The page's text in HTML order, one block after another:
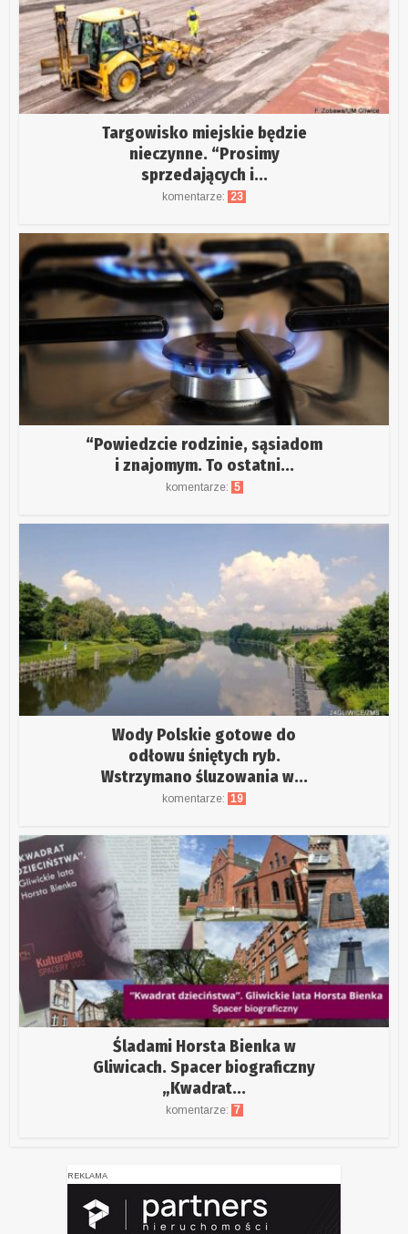
Targowisko miejskie będzie
nieczynne. “Prosimy
sprzedających i...
komentarze: 23
“Powiedzcie rodzinie, sąsiadom
i znajomym. To ostatni...
komentarze: 5
Wody Polskie gotowe do
odłowu śniętych ryb.
Wstrzymano śluzowania w...
komentarze: 19
Śladami Horsta Bienka w
Gliwicach. Spacer biograficzny
„Kwadrat...
komentarze: 7
REKLAMA